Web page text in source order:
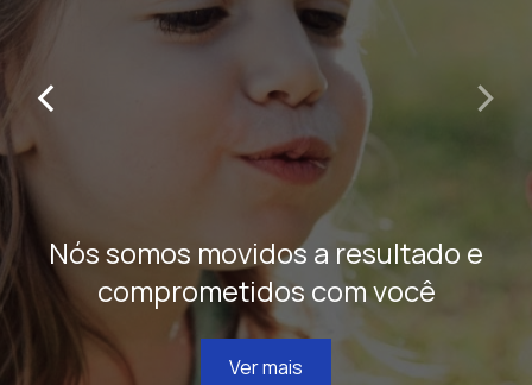
Nós somos movidos a resultado e
comprometidos com você
Ver mais
‹ ›